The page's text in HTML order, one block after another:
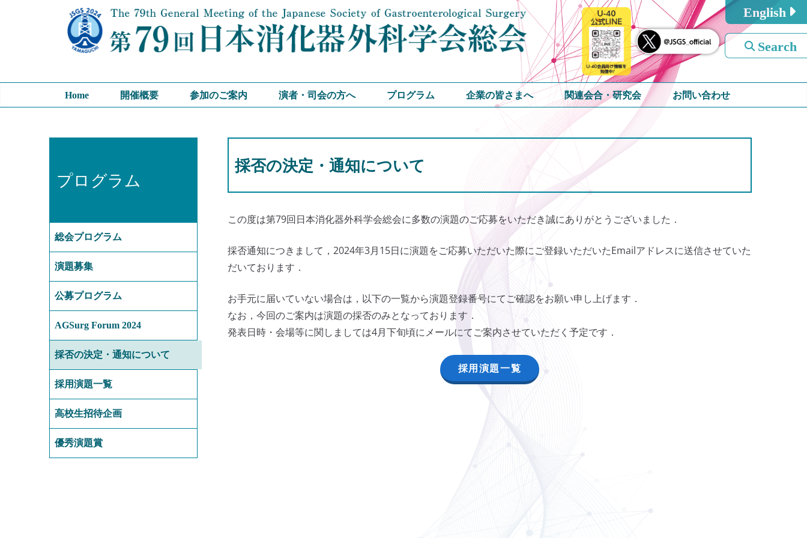
ス
English
Search
Home 開催概要 参加のご案内 演者・司会の方へ プログラム 企業の皆さまへ 関連会合・研究会 お問い合わせ
採否の決定・通知について
この度は第79回日本消化器外科学会総会に多数の演題のご応募をいただき誠にありがとうございました．
採否通知につきまして，2024年3月15日に演題をご応募いただいた際にご登録いただいたEmailアドレスに送信させていた
だいております．
お手元に届いていない場合は，以下の一覧から演題登録番号にてご確認をお願い申し上げます．
なお，今回のご案内は演題の採否のみとなっております．
発表日時・会場等に関しましては4月下旬頃にメールにてご案内させていただく予定です．
採用演題一覧
プログラム
総会プログラム
演題募集
公募プログラム
AGSurg Forum 2024
採否の決定・通知について
採用演題一覧
高校生招待企画
優秀演題賞